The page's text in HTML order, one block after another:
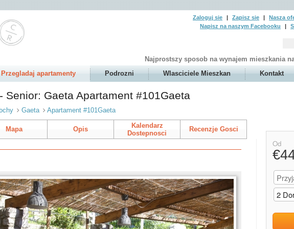
Najprostszy sposob na wynajem mieszkania
Zaloguj sie | Zapisz sie | Nasza
Napisz na naszym Facebooku
|
Przegladaj apartamenty Podrozni Wlasciciele Mieszkan Kontakt
Senior: Gaeta Apartament #101Gaeta
Gaeta Apartament #101Gaeta
Mapa Opis
Kalendarz
Dostepnosci
Recenzje Gosci
Od